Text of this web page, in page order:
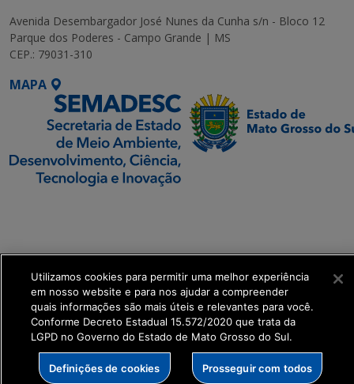
Avenida Desembargador José Nunes da Cunha s/n - Bloco 12
Parque dos Poderes - Campo Grande | MS
CEP.: 79031-310
MAPA
get_footer();
Utilizamos cookies para permitir uma melhor experiência
em nosso website e para nos ajudar a compreender
quais informações são mais úteis e relevantes para você.
Conforme Decreto Estadual 15.572/2020 que trata da
LGPD no Governo do Estado de Mato Grosso do Sul.
Definições de cookies Prosseguir com todos